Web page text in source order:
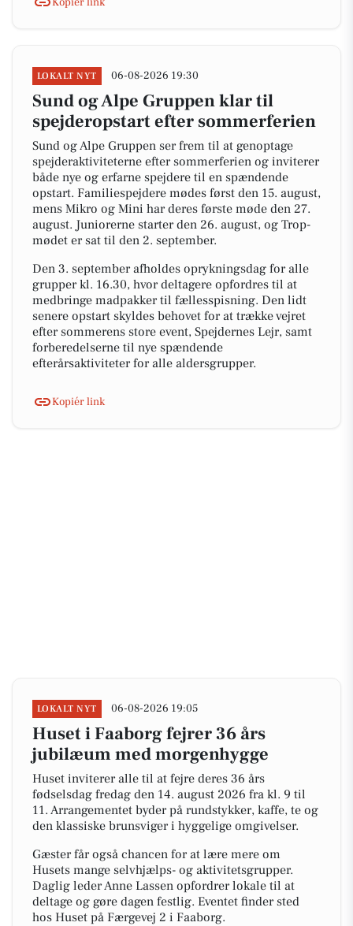
LOKALT NYT 06-08-2026 19:30
Sund og Alpe Gruppen klar til
spejderopstart efter sommerferien
Sund og Alpe Gruppen ser frem til at genoptage
spejderaktiviteterne efter sommerferien og inviterer
både nye og erfarne spejdere til en spændende
opstart. Familiespejdere mødes først den 15. august,
mens Mikro og Mini har deres første møde den 27.
august. Juniorerne starter den 26. august, og Trop-
mødet er sat til den 2. september.
Den 3. september afholdes oprykningsdag for alle
grupper kl. 16.30, hvor deltagere opfordres til at
medbringe madpakker til fællesspisning. Den lidt
senere opstart skyldes behovet for at trække vejret
efter sommerens store event, Spejdernes Lejr, samt
forberedelserne til nye spændende
efterårsaktiviteter for alle aldersgrupper.
Kopiér link
LOKALT NYT 06-08-2026 19:05
Huset i Faaborg fejrer 36 års
jubilæum med morgenhygge
Huset inviterer alle til at fejre deres 36 års
fødselsdag fredag den 14. august 2026 fra kl. 9 til
11. Arrangementet byder på rundstykker, kaffe, te og
den klassiske brunsviger i hyggelige omgivelser.
Gæster får også chancen for at lære mere om
Husets mange selvhjælps- og aktivitetsgrupper.
Daglig leder Anne Lassen opfordrer lokale til at
deltage og gøre dagen festlig. Eventet finder sted
hos Huset på Færgevej 2 i Faaborg.